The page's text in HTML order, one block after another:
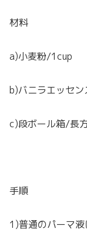
材料
a)小麦粉/1cup
b)バニラエッセン
c)段ボール箱/長
手順
1)普通のパーマ